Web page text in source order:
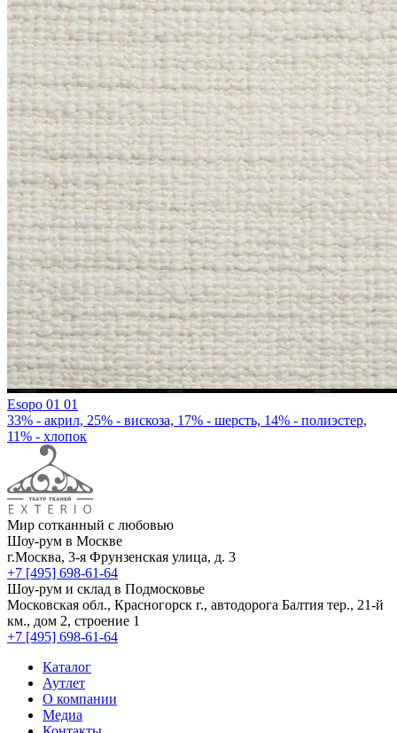
Esopo 01 01
33% - акрил, 25% - вискоза, 17% - шерсть, 14% - полиэстер,
11% - хлопок
Мир сотканный с любовью
Шоу-рум в Москве
г.Москва, 3-я Фрунзенская улица, д. 3
+7 [495] 698-61-64
Шоу-рум и склад в Подмосковье
Московская обл., Красногорск г., автодорога Балтия тер., 21-й
км., дом 2, строение 1
+7 [495] 698-61-64
Каталог
Аутлет
О компании
Медиа